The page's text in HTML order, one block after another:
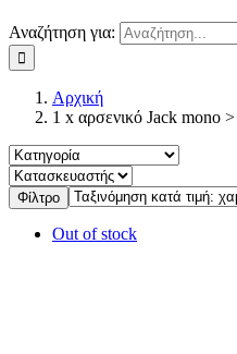
Αναζήτηση για:
Αρχική
1 x αρσενικό Jack mono
Φίλτρο
Out of stock